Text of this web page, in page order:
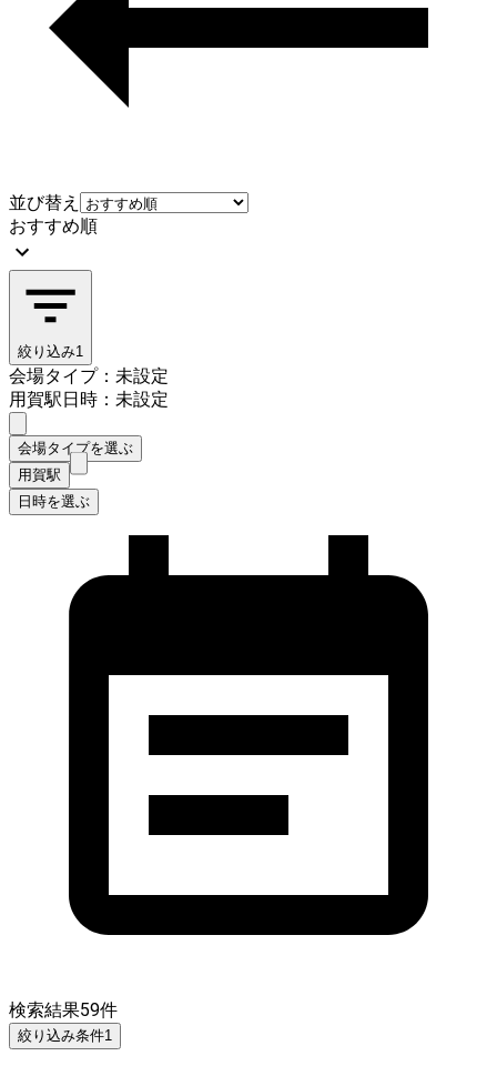
並び替え
おすすめ順
絞り込み1
会場タイプ：未設定
用賀駅日時：未設定
会場タイプを選ぶ
用賀駅
日時を選ぶ
検索結果59件
絞り込み条件1